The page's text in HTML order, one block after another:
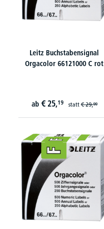
Leitz Buchstabensignal
Orgacolor 66121000 C rot
ab € 25,19 statt€ 29,99